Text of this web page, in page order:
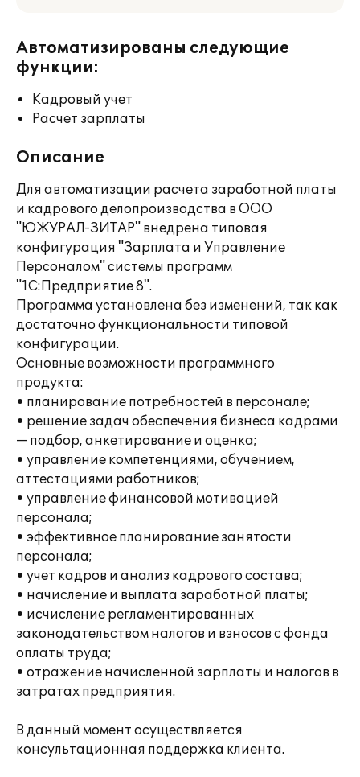
Автоматизированы следующие
функции:
Кадровый учет
Расчет зарплаты
Описание
Для автоматизации расчета заработной платы
и кадрового делопроизводства в ООО
"ЮЖУРАЛ-ЗИТАР" внедрена типовая
конфигурация "Зарплата и Управление
Персоналом" системы программ
"1С:Предприятие 8".
Программа установлена без изменений, так как
достаточно функциональности типовой
конфигурации.
Основные возможности программного
продукта:
• планирование потребностей в персонале;
• решение задач обеспечения бизнеса кадрами
— подбор, анкетирование и оценка;
• управление компетенциями, обучением,
аттестациями работников;
• управление финансовой мотивацией
персонала;
• эффективное планирование занятости
персонала;
• учет кадров и анализ кадрового состава;
• начисление и выплата заработной платы;
• исчисление регламентированных
законодательством налогов и взносов с фонда
оплаты труда;
• отражение начисленной зарплаты и налогов в
затратах предприятия.
В данный момент осуществляется
консультационная поддержка клиента.